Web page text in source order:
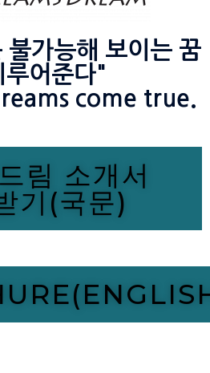
불가능해 보이는 꿈
루어준다"
come true.
림 소개서
기(국문)